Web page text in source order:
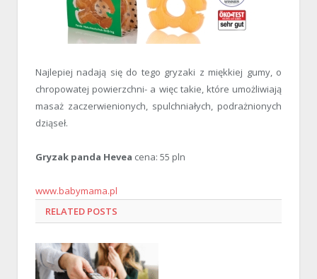
Najlepiej nadają się do tego gryzaki z miękkiej gumy, o
chropowatej powierzchni- a więc takie, które umożliwiają
masaż zaczerwienionych, spulchniałych, podrażnionych
dziąseł.
Gryzak panda Hevea cena: 55 pln
www.babymama.pl
RELATED POSTS